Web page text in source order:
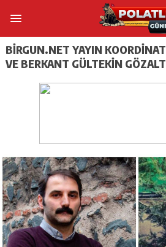
BIRGUN.NET YAYIN
VE BERKANT GÜLTEKIN